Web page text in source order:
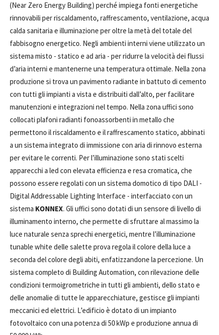
(Near Zero Energy Building) perché impiega fonti energetiche
rinnovabili per riscaldamento, raffrescamento, ventilazione, acqua
calda sanitaria e illuminazione per oltre la metà del totale del
fabbisogno energetico. Negli ambienti interni viene utilizzato un
sistema misto - statico e ad aria - per ridurre la velocità dei flussi
d’aria interni e mantenerne una temperatura ottimale. Nella zona
produzione si trova un pavimento radiante in battuto di cemento
con tutti gli impianti a vista e distribuiti dall’alto, per facilitare
manutenzioni e integrazioni nel tempo. Nella zona uffici sono
collocati plafoni radianti fonoassorbenti in metallo che
permettono il riscaldamento e il raffrescamento statico, abbinati
a un sistema integrato di immissione con aria di rinnovo esterna
per evitare le correnti. Per l’illuminazione sono stati scelti
apparecchi a led con elevata efficienza e resa cromatica, che
possono essere regolati con un sistema domotico di tipo DALI -
Digital Addressable Lighting Interface - interfacciato con un
sistema KONNEX. Gli uffici sono dotati di un sensore di livello di
illuminamento interno, che permette di sfruttare al massimo la
luce naturale senza sprechi energetici, mentre l’illuminazione
tunable white delle salette prova regola il colore della luce a
seconda del colore degli abiti, enfatizzandone la percezione. Un
sistema completo di Building Automation, con rilevazione delle
condizioni termoigrometriche in tutti gli ambienti, dello stato e
delle anomalie di tutte le apparecchiature, gestisce gli impianti
meccanici ed elettrici. L’edificio è dotato di un impianto
fotovoltaico con una potenza di 50 kWp e produzione annua di